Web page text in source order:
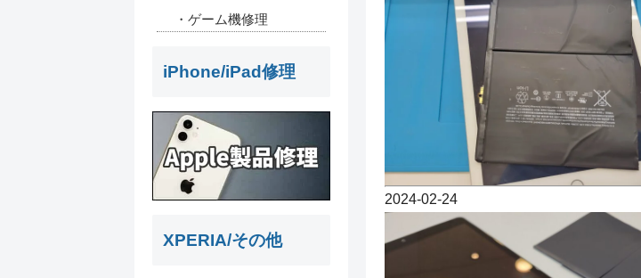
2024-02-24
・ゲーム機修理
iPhone/iPad修理
XPERIA/その他